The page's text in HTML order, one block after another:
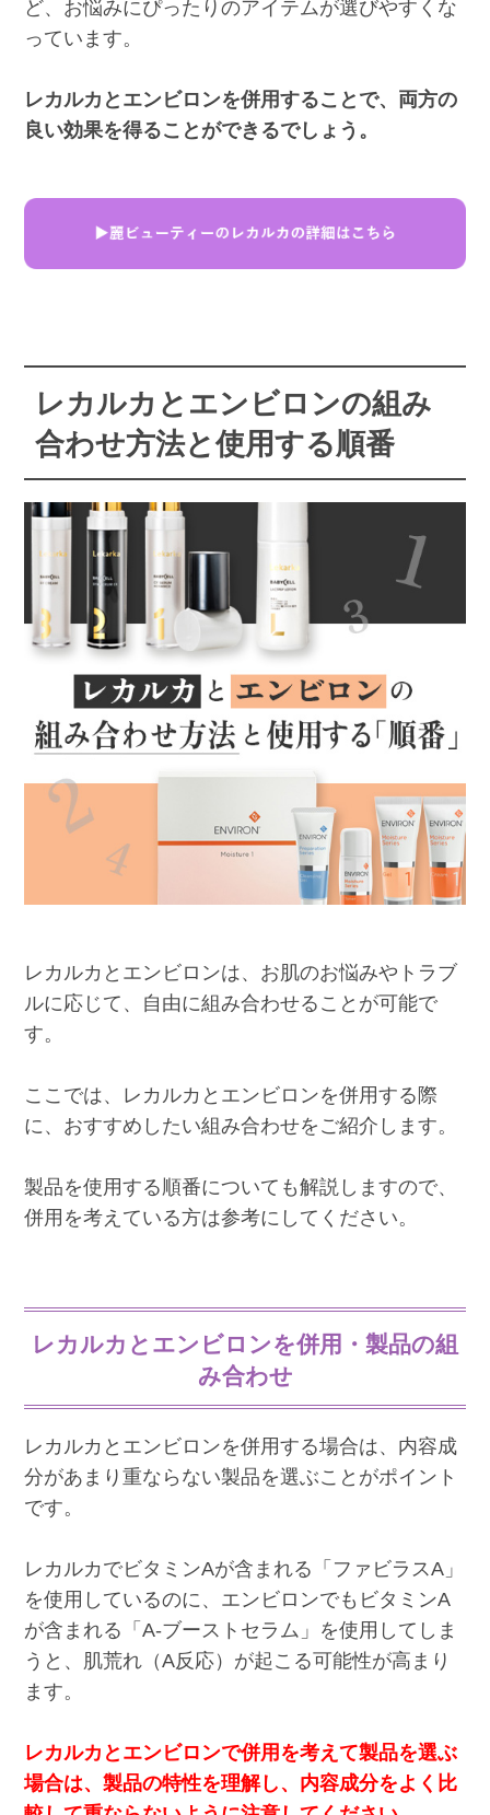
ど、お悩みにぴったりのアイテムが選びやすくな
っています。
レカルカとエンビロンを併用することで、両方の
良い効果を得ることができるでしょう。
レカルカとエンビロンの組み
合わせ方法と使用する順番
レカルカとエンビロンは、お肌のお悩みやトラブ
ルに応じて、自由に組み合わせることが可能で
す。
ここでは、レカルカとエンビロンを併用する際
に、おすすめしたい組み合わせをご紹介します。
製品を使用する順番についても解説しますので、
併用を考えている方は参考にしてください。
レカルカとエンビロンを併用・製品の組
み合わせ
レカルカとエンビロンを併用する場合は、内容成
分があまり重ならない製品を選ぶことがポイント
です。
レカルカでビタミンAが含まれる「ファビラスA」
を使用しているのに、エンビロンでもビタミンA
が含まれる「A-ブーストセラム」を使用してしま
うと、肌荒れ（A反応）が起こる可能性が高まり
ます。
レカルカとエンビロンで併用を考えて製品を選ぶ
場合は、製品の特性を理解し、内容成分をよく比